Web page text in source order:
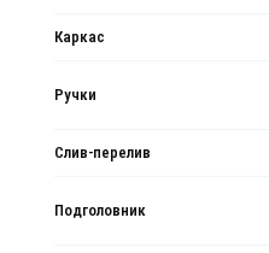
Каркас
Ручки
Слив-перелив
Подголовник